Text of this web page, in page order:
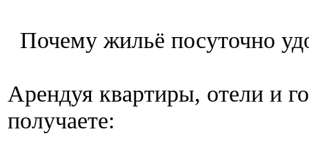
Почему жильё посуточно
Арендуя квартиры, отели и
получаете: